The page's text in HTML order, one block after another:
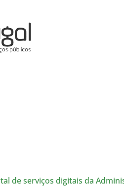
de serviços digitais da